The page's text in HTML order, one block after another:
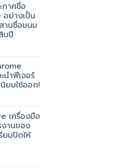
าศชื่อ
ย่างเป็น
านชื่อขนม
บปี
าศ
ร
นำฟีเจอร์
ยมใช้ออก!
น เครื่องมือ
านของ
ยมปิดให้